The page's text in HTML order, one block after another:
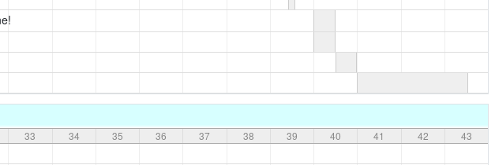
33 34 35 36 37 38 39 40 41 42 43